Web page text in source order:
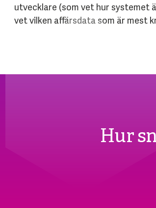
utvecklare (som vet hur systemet
vet vilken affärsdata som är mest
Hur